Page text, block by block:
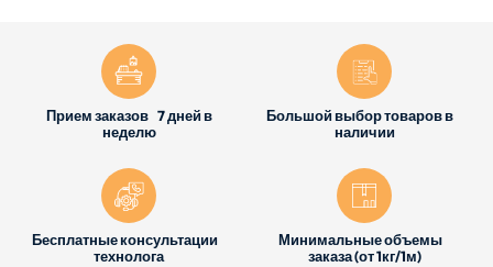
Прием заказов 7 дней в
неделю
Большой выбор товаров в
наличии
Бесплатные консультации
технолога
Минимальные объемы
заказа (от 1кг/1м)